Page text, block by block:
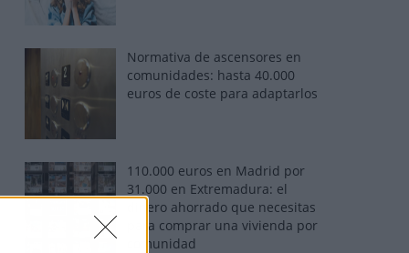
Normativa de ascensores en
comunidades: hasta 40.000
euros de coste para adaptarlos
110.000 euros en Madrid por
31.000 en Extremadura: el
dinero ahorrado que necesitas
para comprar una vivienda por
comunidad